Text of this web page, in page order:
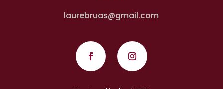
laurebruas@gmail.com